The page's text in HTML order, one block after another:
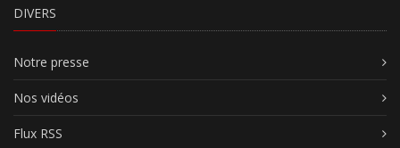
DIVERS
Notre presse
Nos vidéos
Flux RSS